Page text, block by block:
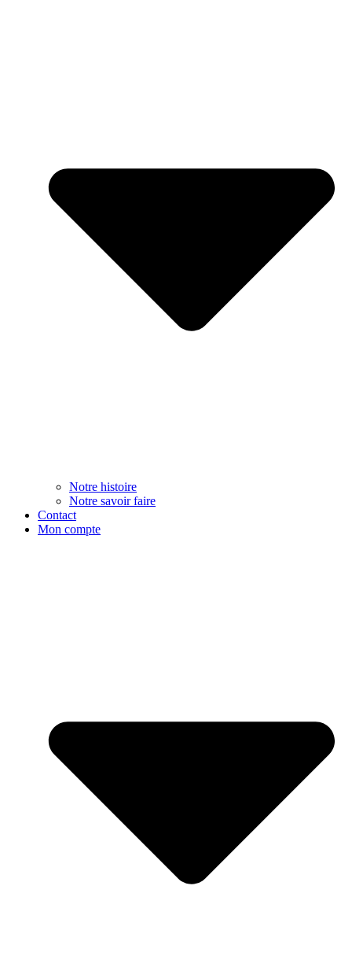
Notre histoire
Notre savoir faire
Contact
Mon compte